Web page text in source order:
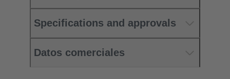
Specifications and approvals
Datos comerciales